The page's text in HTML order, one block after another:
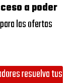
a poder
las ofertas
resuelva tus